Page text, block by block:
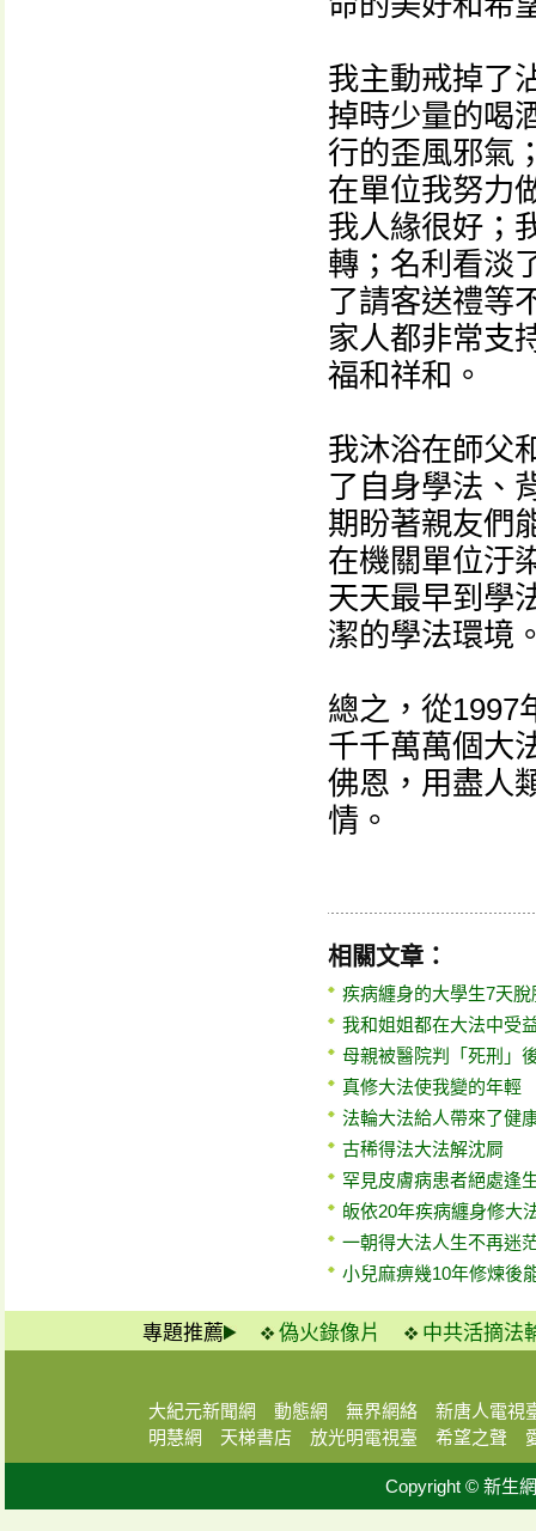
我主動戒掉了
掉時少量的喝
行的歪風邪氣
在單位我努力
我人緣很好；
轉；名利看淡
了請客送禮等
家人都非常支
福和祥和。
我沐浴在師父
了自身學法、
期盼著親友們
在機關單位汙
天天最早到學
潔的學法環境
總之，從1997
千千萬萬個大
佛恩，用盡人
情。
相關文章：
疾病纏身的大學生7天脫
我和姐姐都在大法中受
母親被醫院判「死刑」
真修大法使我變的年輕
法輪大法給人帶來了健
古稀得法大法解沈屙
罕見皮膚病患者絕處逢
皈依20年疾病纏身修大
一朝得大法人生不再迷
小兒麻痹幾10年修煉後
專題推薦 偽火錄像片 中共活摘法
大紀元新聞網 動態網 無界網絡
新唐人電視
明慧網
天梯書店 放光明電視臺 希望之聲
Copyright © 新生